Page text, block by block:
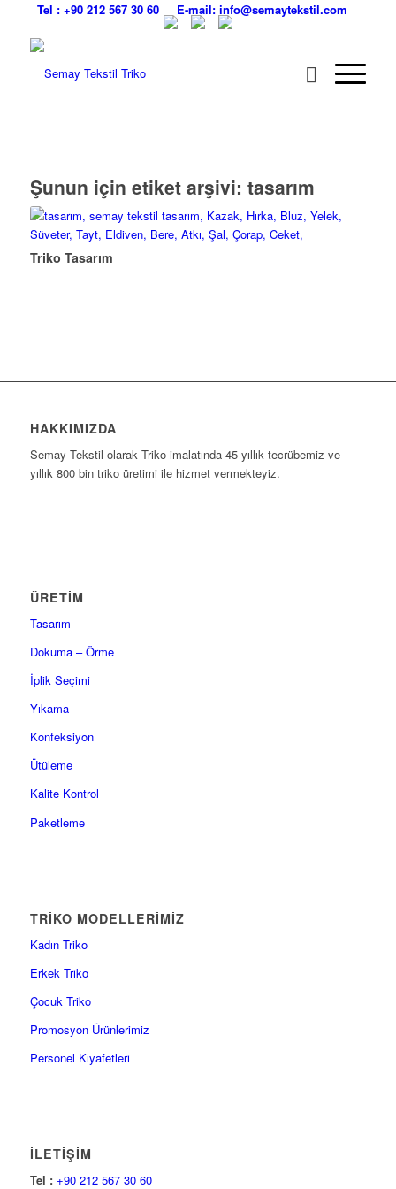
Tel : +90 212 567 30 60 E-mail: info@semaytekstil.com
Şunun için etiket arşivi: tasarım
Triko Tasarım
HAKKIMIZDA
Semay Tekstil olarak Triko imalatında 45 yıllık tecrübemiz ve
yıllık 800 bin triko üretimi ile hizmet vermekteyiz.
ÜRETİM
Tasarım
Dokuma – Örme
İplik Seçimi
Yıkama
Konfeksiyon
Ütüleme
Kalite Kontrol
Paketleme
TRİKO MODELLERİMİZ
Kadın Triko
Erkek Triko
Çocuk Triko
Promosyon Ürünlerimiz
Personel Kıyafetleri
İLETİŞİM
Tel : +90 212 567 30 60